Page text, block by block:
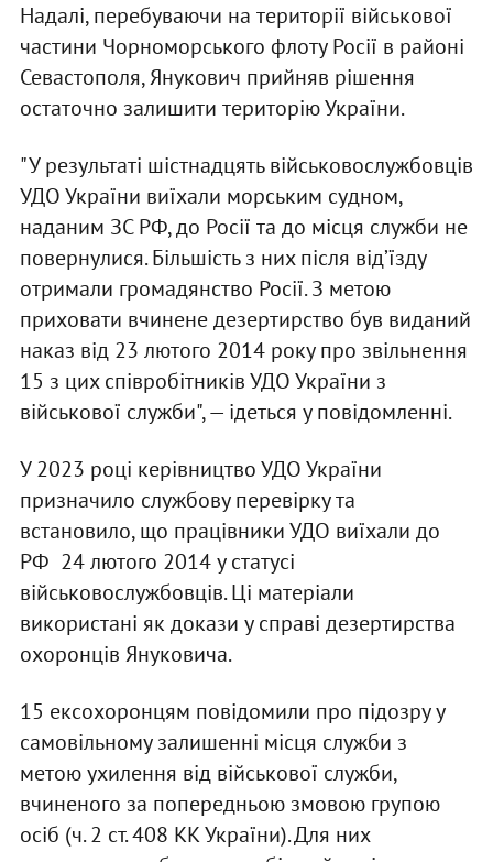
Надалі, перебуваючи на території військової
частини Чорноморського флоту Росії в районі
Севастополя, Янукович прийняв рішення
остаточно залишити територію України.
"У результаті шістнадцять військовослужбовців
УДО України виїхали морським судном,
наданим ЗС РФ, до Росії та до місця служби не
повернулися. Більшість з них після від’їзду
отримали громадянство Росії. З метою
приховати вчинене дезертирство був виданий
наказ від 23 лютого 2014 року про звільнення
15 з цих співробітників УДО України з
військової служби", — ідеться у повідомленні.
У 2023 році керівництво УДО України
призначило службову перевірку та
встановило, що працівники УДО виїхали до
РФ 24 лютого 2014 у статусі
військовослужбовців. Ці матеріали
використані як докази у справі дезертирства
охоронців Януковича.
15 ексохоронцям повідомили про підозру у
самовільному залишенні місця служби з
метою ухилення від військової служби,
вчиненого за попередньою змовою групою
осіб (ч. 2 ст. 408 КК України). Для них